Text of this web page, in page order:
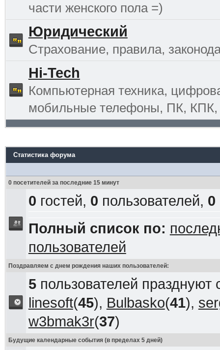
части женского пола =)
Юридический
Страхование, правила,
Hi-Tech
Компьютерная техника,
мобильные телефоны, ПК, КПК,
Статистика форума
0 посетителей за последние 15 минут
0 гостей, 0 пользователей, 0
Полный список по:
пользователей
Поздравляем с днем рождения наших пользователей:
5пользователей празднуют
linesoft(45), Bulbasko(41),
w3bmak3r(37)
Будущие календарные события (в пределах 5 дней)